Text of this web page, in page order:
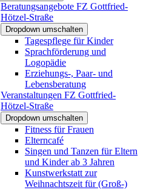
Beratungsangebote FZ Gottfried-
Hötzel-Straße
Dropdown umschalten
Tagespflege für Kinder
Sprachförderung und
Logopädie
Erziehungs-, Paar- und
Lebensberatung
Veranstaltungen FZ Gottfried-
Hötzel-Straße
Dropdown umschalten
Fitness für Frauen
Elterncafé
Singen und Tanzen für Eltern
und Kinder ab 3 Jahren
Kunstwerkstatt zur
Weihnachtszeit für (Groß-)